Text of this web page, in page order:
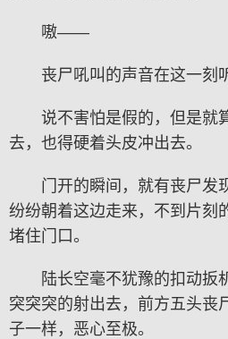
嗷——
丧尸吼叫的声音在这一刻
说不害怕是假的，但是就
去，也得硬着头皮冲出去。
门开的瞬间，就有丧尸发
纷纷朝着这边走来，不到片刻
堵住门口。
陆长空毫不犹豫的扣动扳
突突突的射出去，前方五头丧
子一样，恶心至极。